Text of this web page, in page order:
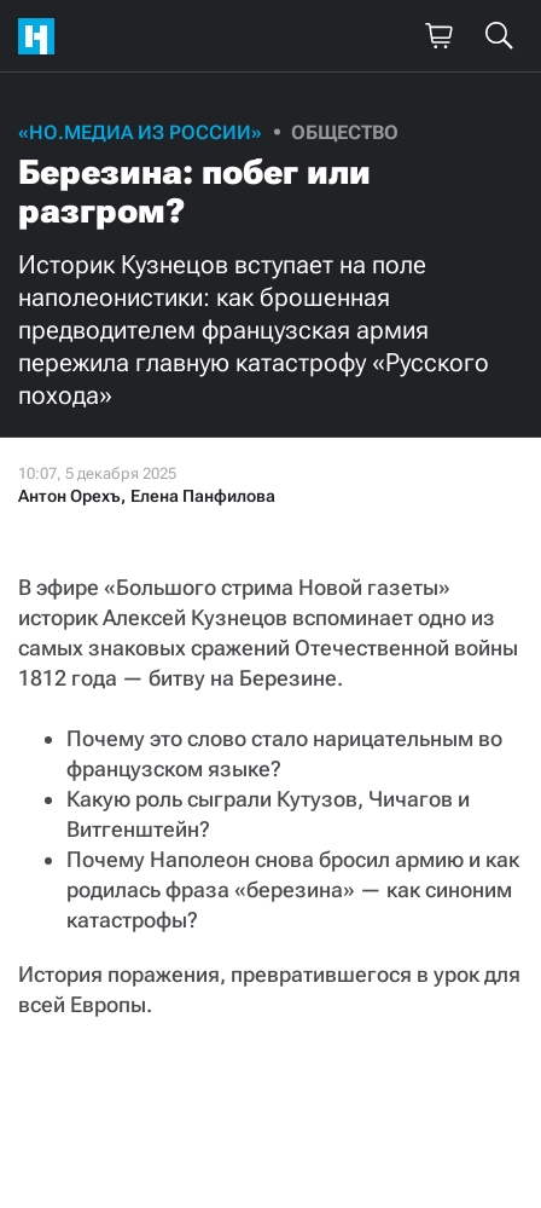
«НО.МЕДИА ИЗ РОССИИ» ОБЩЕСТВО
Березина: побег или
разгром?
Историк Кузнецов вступает на поле
наполеонистики: как брошенная
предводителем французская армия
пережила главную катастрофу «Русского
похода»
Антон Орехъ, Елена Панфилова
В эфире «Большого стрима Новой газеты»
историк Алексей Кузнецов вспоминает одно из
самых знаковых сражений Отечественной войны
1812 года — битву на Березине.
Почему это слово стало нарицательным во
французском языке?
Какую роль сыграли Кутузов, Чичагов и
Витгенштейн?
Почему Наполеон снова бросил армию и как
родилась фраза «березина» — как синоним
катастрофы?
История поражения, превратившегося в урок для
всей Европы.